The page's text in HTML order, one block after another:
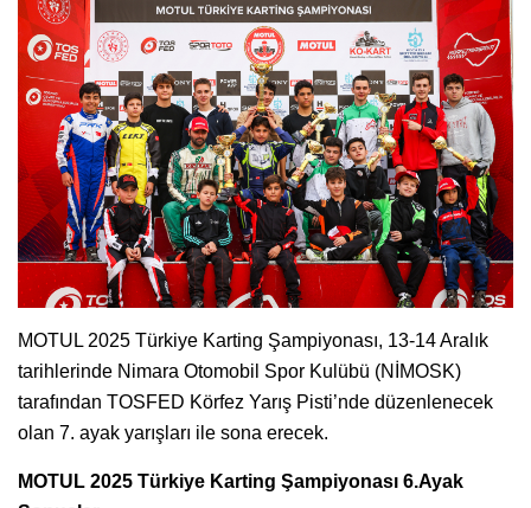
MOTUL 2025 Türkiye Karting Şampiyonası, 13-14 Aralık
tarihlerinde Nimara Otomobil Spor Kulübü (NİMOSK)
tarafından TOSFED Körfez Yarış Pisti’nde düzenlenecek
olan 7. ayak yarışları ile sona erecek.
MOTUL 2025 Türkiye Karting Şampiyonası 6.Ayak